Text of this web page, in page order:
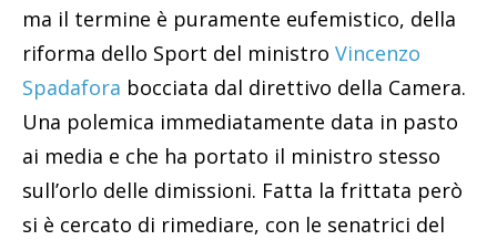
ma il termine è puramente eufemistico, della
riforma dello Sport del ministro Vincenzo
Spadafora bocciata dal direttivo della Camera.
Una polemica immediatamente data in pasto
ai media e che ha portato il ministro stesso
sull’orlo delle dimissioni. Fatta la frittata però
si è cercato di rimediare, con le senatrici del